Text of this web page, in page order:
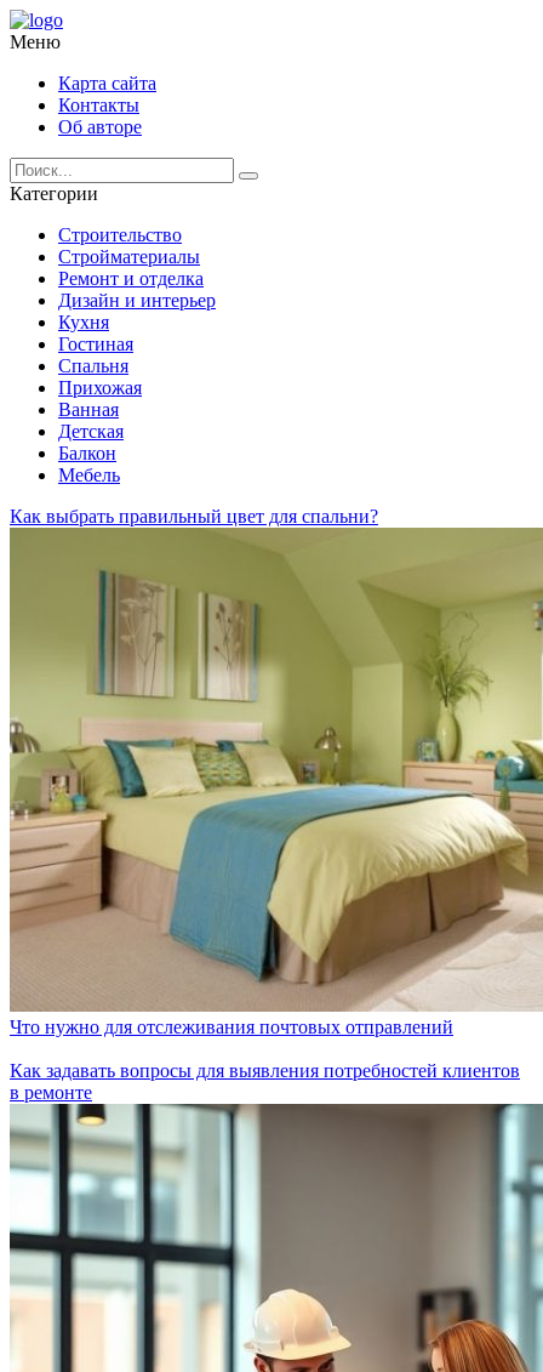
Меню
Карта сайта
Контакты
Об авторе
Категории
Строительство
Стройматериалы
Ремонт и отделка
Дизайн и интерьер
Кухня
Гостиная
Спальня
Прихожая
Ванная
Детская
Балкон
Мебель
Как выбрать правильный цвет для спальни?
Что нужно для отслеживания почтовых отправлений
Как задавать вопросы для выявления потребностей клиентов
в ремонте